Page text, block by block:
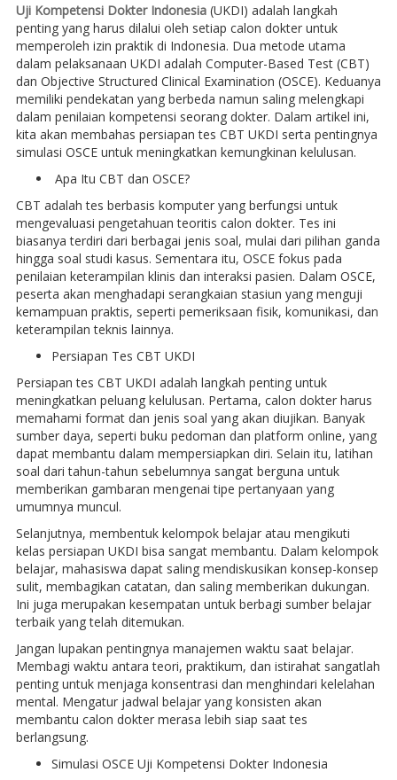
Uji Kompetensi Dokter Indonesia (UKDI) adalah langkah
penting yang harus dilalui oleh setiap calon dokter untuk
memperoleh izin praktik di Indonesia. Dua metode utama
dalam pelaksanaan UKDI adalah Computer-Based Test (CBT)
dan Objective Structured Clinical Examination (OSCE). Keduanya
memiliki pendekatan yang berbeda namun saling melengkapi
dalam penilaian kompetensi seorang dokter. Dalam artikel ini,
kita akan membahas persiapan tes CBT UKDI serta pentingnya
simulasi OSCE untuk meningkatkan kemungkinan kelulusan.
Apa Itu CBT dan OSCE?
CBT adalah tes berbasis komputer yang berfungsi untuk
mengevaluasi pengetahuan teoritis calon dokter. Tes ini
biasanya terdiri dari berbagai jenis soal, mulai dari pilihan ganda
hingga soal studi kasus. Sementara itu, OSCE fokus pada
penilaian keterampilan klinis dan interaksi pasien. Dalam OSCE,
peserta akan menghadapi serangkaian stasiun yang menguji
kemampuan praktis, seperti pemeriksaan fisik, komunikasi, dan
keterampilan teknis lainnya.
Persiapan Tes CBT UKDI
Persiapan tes CBT UKDI adalah langkah penting untuk
meningkatkan peluang kelulusan. Pertama, calon dokter harus
memahami format dan jenis soal yang akan diujikan. Banyak
sumber daya, seperti buku pedoman dan platform online, yang
dapat membantu dalam mempersiapkan diri. Selain itu, latihan
soal dari tahun-tahun sebelumnya sangat berguna untuk
memberikan gambaran mengenai tipe pertanyaan yang
umumnya muncul.
Selanjutnya, membentuk kelompok belajar atau mengikuti
kelas persiapan UKDI bisa sangat membantu. Dalam kelompok
belajar, mahasiswa dapat saling mendiskusikan konsep-konsep
sulit, membagikan catatan, dan saling memberikan dukungan.
Ini juga merupakan kesempatan untuk berbagi sumber belajar
terbaik yang telah ditemukan.
Jangan lupakan pentingnya manajemen waktu saat belajar.
Membagi waktu antara teori, praktikum, dan istirahat sangatlah
penting untuk menjaga konsentrasi dan menghindari kelelahan
mental. Mengatur jadwal belajar yang konsisten akan
membantu calon dokter merasa lebih siap saat tes
berlangsung.
Simulasi OSCE Uji Kompetensi Dokter Indonesia